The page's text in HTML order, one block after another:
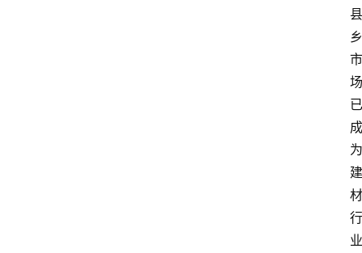
县
乡
市
场
已
成
为
建
材
行
业